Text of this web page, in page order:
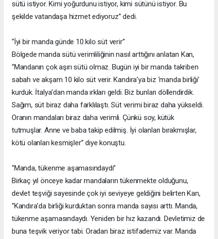
sütü istiyor. Kimi yoğurdunu istiyor, kimi sütünü istiyor. Bu
şekilde vatandaşa hizmet ediyoruz” dedi.
“İyi bir manda günde 10 kilo süt verir”
Bölgede manda sütü verimliliğinin nasıl arttığını anlatan Kan,
“Mandanın çok aşırı sütü olmaz. Bugün iyi bir manda takriben
sabah ve akşam 10 kilo süt verir. Kandıra’ya biz ‘manda birliği’
kurduk. İtalya’dan manda ırkları geldi. Biz bunları döllendirdik.
Sağım, süt biraz daha farklılaştı. Süt verimi biraz daha yükseldi.
Oranın mandaları biraz daha verimli. Çünkü soy, kütük
tutmuşlar. Anne ve baba takip edilmiş. İyi olanları bırakmışlar,
kötü olanları kesmişler” diye konuştu.
“Manda, tükenme aşamasındaydı”
Birkaç yıl önceye kadar mandaların tükenmekte olduğunu,
devlet teşviği sayesinde çok iyi seviyeye geldiğini belirten Kan,
“Kandıra’da birliği kurduktan sonra manda sayısı arttı. Manda,
tükenme aşamasındaydı. Yeniden bir hız kazandı. Devletimiz de
buna teşvik veriyor tabi. Oradan biraz istifademiz var. Manda